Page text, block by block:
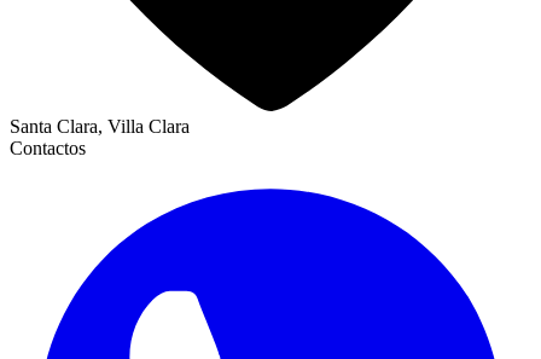
Santa Clara, Villa Clara
Contactos